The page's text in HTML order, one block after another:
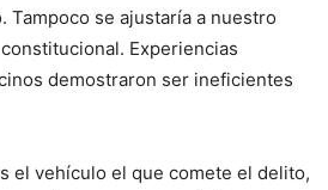
Tampoco se ajustaría a nuestro
Experiencias
demostraron ser ineficientes
el vehículo el que comete el delito,